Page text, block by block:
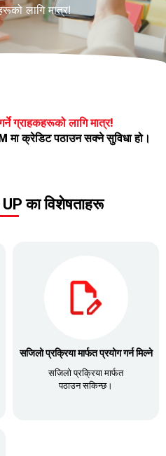
लागि मात्र!
ग्राहकहरूको लागि मात्र!
मा क्रेडिट पठाउन सक्ने सुविधा हो।
का विशेषताहरू
सजिलो प्रक्रिया मार्फत प्रयोग गर्न मिल्ने
सजिलो प्रक्रिया मार्फत
पठाउन सकिन्छ।